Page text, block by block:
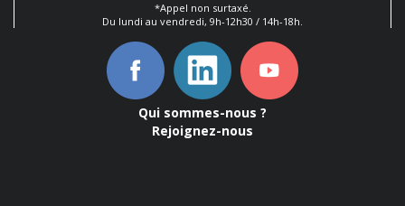
*Appel non surtaxé.
Du lundi au vendredi, 9h-12h30 / 14h-18h.
Qui sommes-nous ?
Rejoignez-nous